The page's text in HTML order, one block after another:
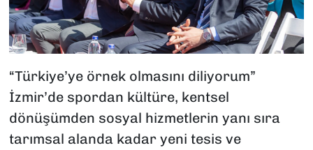
“Türkiye’ye örnek olmasını diliyorum”
İzmir’de spordan kültüre, kentsel
dönüşümden sosyal hizmetlerin yanı sıra
tarımsal alanda kadar yeni tesis ve